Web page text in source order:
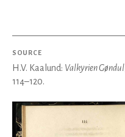
SOURCE
H.V. Kaalund: Valkyrien Gøndul
114–120.